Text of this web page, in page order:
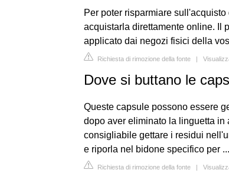
Per poter risparmiare
acquistarla direttamente online. Il
applicato dai negozi fisici della
Richiesta di rimozione della fonte |
Dove si buttano le
Queste capsule possono essere
dopo aver eliminato la linguetta
consigliabile gettare i residui
e riporla nel bidone specifico per ...
Richiesta di rimozione della fonte |